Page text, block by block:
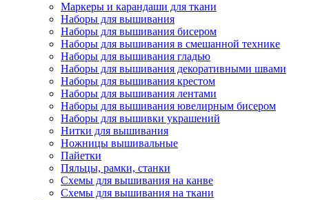
Маркеры и карандаши для ткани
Наборы для вышивания
Наборы для вышивания бисером
Наборы для вышивания в смешанной технике
Наборы для вышивания гладью
Наборы для вышивания декоративными швами
Наборы для вышивания крестом
Наборы для вышивания лентами
Наборы для вышивания ювелирным бисером
Наборы для вышивки украшений
Нитки для вышивания
Ножницы вышивальные
Пайетки
Пяльцы, рамки, станки
Схемы для вышивания на канве
Схемы для вышивания на ткани